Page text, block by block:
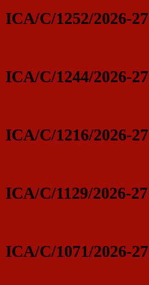
ICA/C/1252/2026-27
ICA/C/1244/2026-27
ICA/C/1216/2026-27
ICA/C/1129/2026-27
ICA/C/1071/2026-27